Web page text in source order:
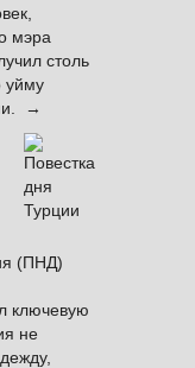
мэра
столь
уйму
→
(ПНД)
ключевую
не